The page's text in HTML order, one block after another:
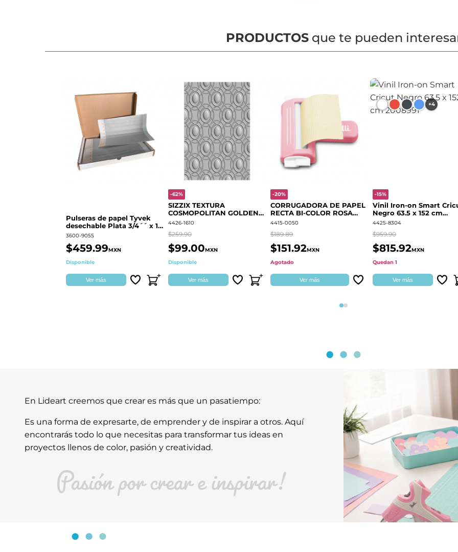
PRODUCTOSque te pueden
Pulseras de papel Tyvek
desechable Plata 3/4´´ x 10
´´
3600-9055
$459.99MXN
Disponible
Ver más
-62%
SIZZIX TEXTURA
COSMOPOLITAN GOLDEN
RINGS S.PARK 666700
4426-1610
$259.90
$99.00MXN
Disponible
Ver más
-20%
CORRUGADORA DE PAPEL
RECTA BI-COLOR ROSA
QUELLI
4415-0050
$189.89
$151.92MXN
Agotado
Ver más
+4
-15%
Vinil Iron-on Smart
Negro 63.5 x 152 cm
2008991
4425-8304
$959.90
$815.92MXN
Quedan 1
Ver más
Página 1
Página 2
En Lideart creemos que crear es más que un pasatiempo:
Es una forma de expresarte, de emprender y de inspirar a otros. Aquí
encontrarás todo lo que necesitas para transformar tus ideas en
proyectos llenos de color, pasión y creatividad.